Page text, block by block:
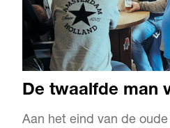
Aan het eind van de